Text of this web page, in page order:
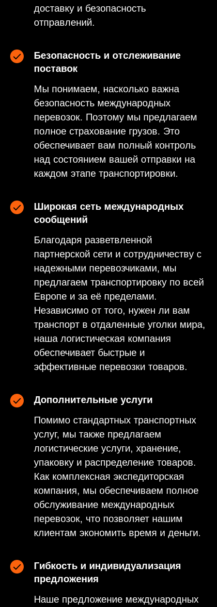
доставку и безопасность
отправлений.
Безопасность и отслеживание
поставок
Мы понимаем, насколько важна
безопасность международных
перевозок. Поэтому мы предлагаем
полное страхование грузов. Это
обеспечивает вам полный контроль
над состоянием вашей отправки на
каждом этапе транспортировки.
Широкая сеть международных
сообщений
Благодаря разветвленной
партнерской сети и сотрудничеству с
надежными перевозчиками, мы
предлагаем транспортировку по всей
Европе и за её пределами.
Независимо от того, нужен ли вам
транспорт в отдаленные уголки мира,
наша логистическая компания
обеспечивает быстрые и
эффективные перевозки товаров.
Дополнительные услуги
Помимо стандартных транспортных
услуг, мы также предлагаем
логистические услуги, хранение,
упаковку и распределение товаров.
Как комплексная экспедиторская
компания, мы обеспечиваем полное
обслуживание международных
перевозок, что позволяет нашим
клиентам экономить время и деньги.
Гибкость и индивидуализация
предложения
Наше предложение международных